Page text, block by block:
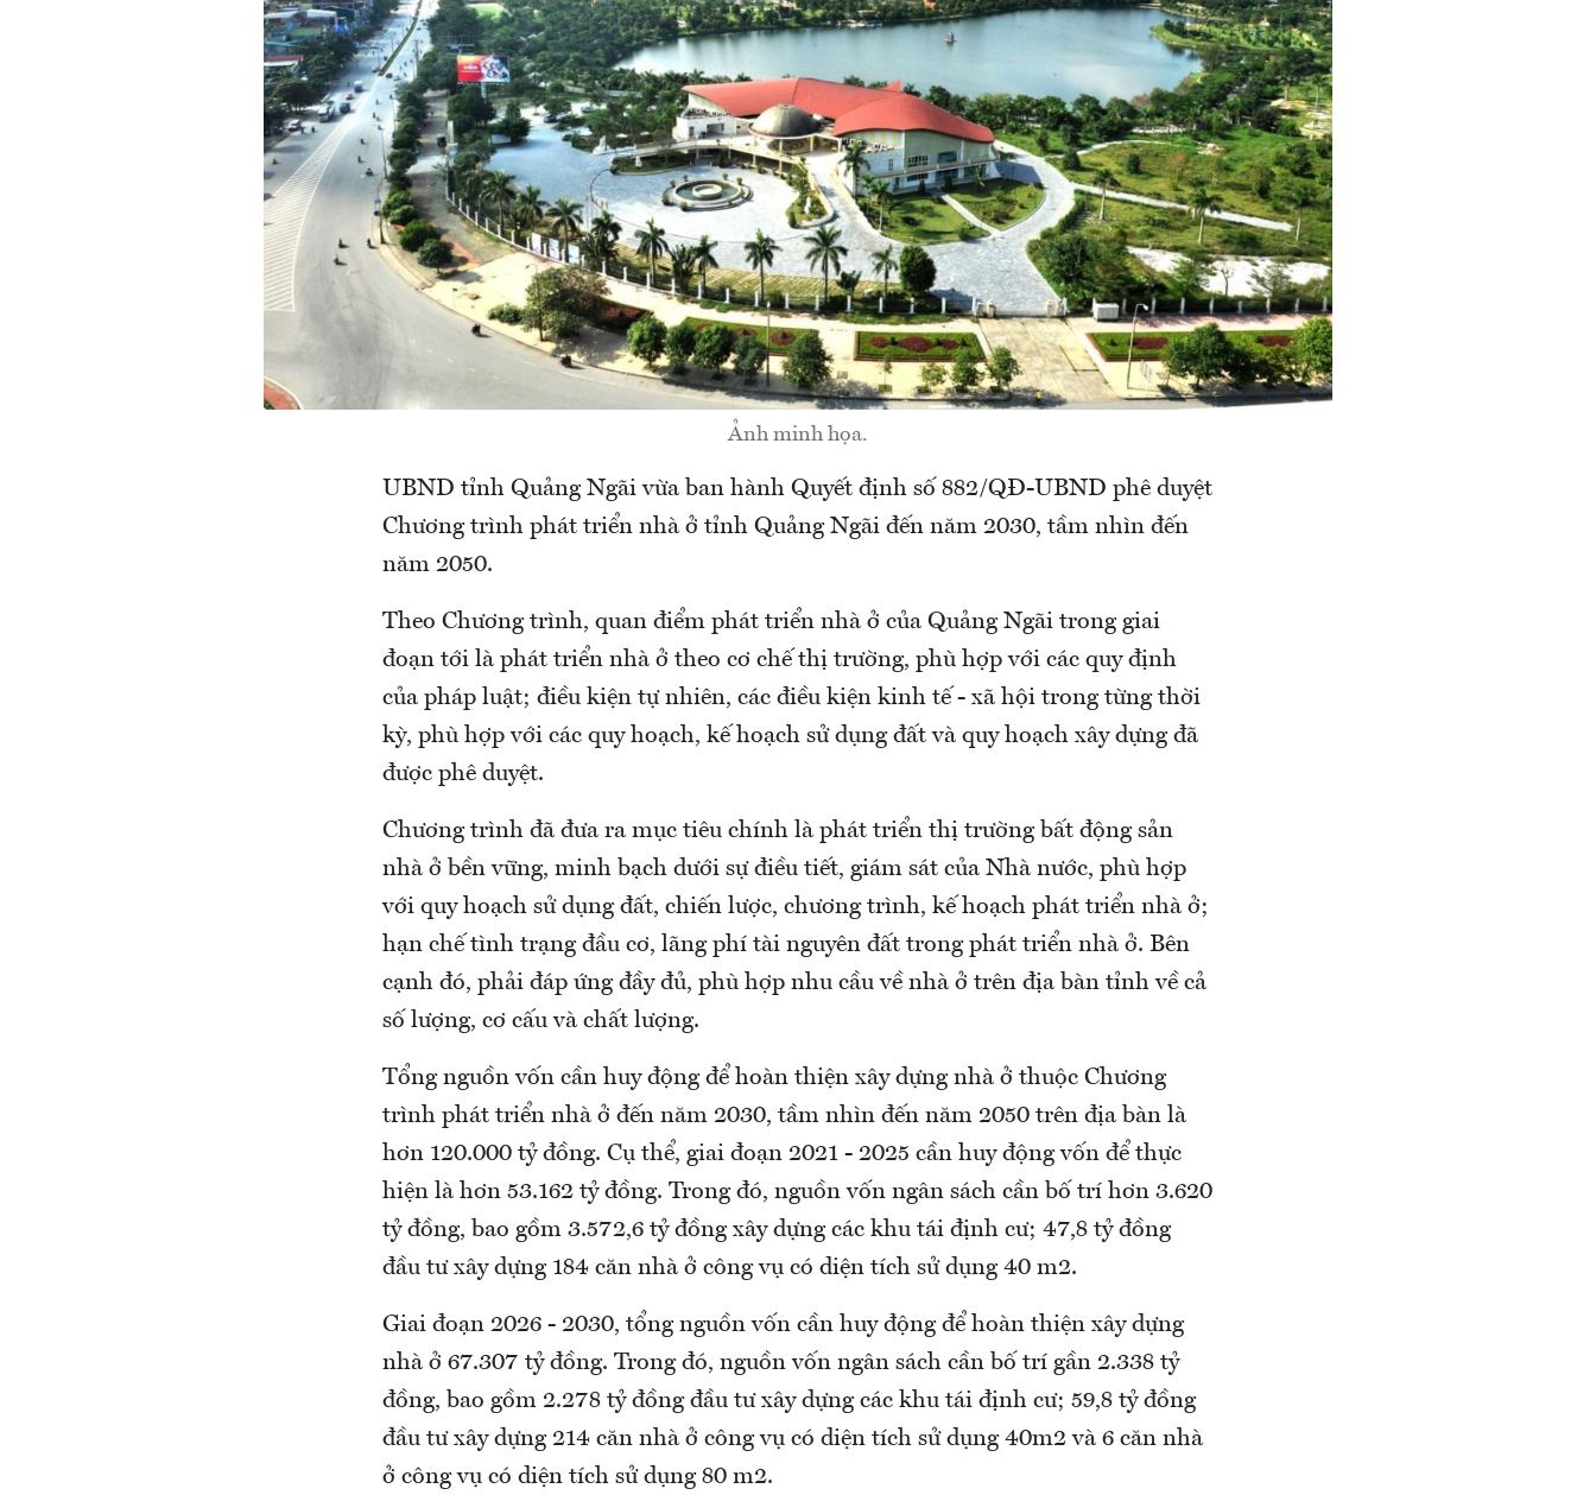
Ảnh minh họa.
UBND tỉnh Quảng Ngãi vừa ban hành Quyết định số 882/QĐ-UBND phê duyệt
Chương trình phát triển nhà ở tỉnh Quảng Ngãi đến năm 2030, tầm nhìn đến
năm 2050.
Theo Chương trình, quan điểm phát triển nhà ở của Quảng Ngãi trong giai
đoạn tới là phát triển nhà ở theo cơ chế thị trường, phù hợp với các quy định
của pháp luật; điều kiện tự nhiên, các điều kiện kinh tế - xã hội trong từng thời
kỳ, phù hợp với các quy hoạch, kế hoạch sử dụng đất và quy hoạch xây dựng đã
được phê duyệt.
Chương trình đã đưa ra mục tiêu chính là phát triển thị trường bất động sản
nhà ở bền vững, minh bạch dưới sự điều tiết, giám sát của Nhà nước, phù hợp
với quy hoạch sử dụng đất, chiến lược, chương trình, kế hoạch phát triển nhà ở;
hạn chế tình trạng đầu cơ, lãng phí tài nguyên đất trong phát triển nhà ở. Bên
cạnh đó, phải đáp ứng đầy đủ, phù hợp nhu cầu về nhà ở trên địa bàn tỉnh về cả
số lượng, cơ cấu và chất lượng.
Tổng nguồn vốn cần huy động để hoàn thiện xây dựng nhà ở thuộc Chương
trình phát triển nhà ở đến năm 2030, tầm nhìn đến năm 2050 trên địa bàn là
hơn 120.000 tỷ đồng. Cụ thể, giai đoạn 2021 - 2025 cần huy động vốn để thực
hiện là hơn 53.162 tỷ đồng. Trong đó, nguồn vốn ngân sách cần bố trí hơn 3.620
tỷ đồng, bao gồm 3.572,6 tỷ đồng xây dựng các khu tái định cư; 47,8 tỷ đồng
đầu tư xây dựng 184 căn nhà ở công vụ có diện tích sử dụng 40 m2.
Giai đoạn 2026 - 2030, tổng nguồn vốn cần huy động để hoàn thiện xây dựng
nhà ở 67.307 tỷ đồng. Trong đó, nguồn vốn ngân sách cần bố trí gần 2.338 tỷ
đồng, bao gồm 2.278 tỷ đồng đầu tư xây dựng các khu tái định cư; 59,8 tỷ đồng
đầu tư xây dựng 214 căn nhà ở công vụ có diện tích sử dụng 40m2 và 6 căn nhà
ở công vụ có diện tích sử dụng 80 m2.